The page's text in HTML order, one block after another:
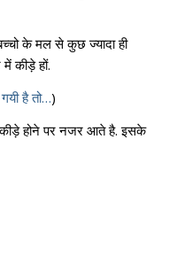
के मल से कुछ ज्यादा ही
कीड़े हों.
है तो…)
होने पर नजर आते है. इसके